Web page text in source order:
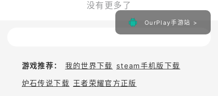
没有更多了
OurPlay手游站 >
游戏推荐： 我的世界下载 steam手机版下载
炉石传说下载 王者荣耀官方正版